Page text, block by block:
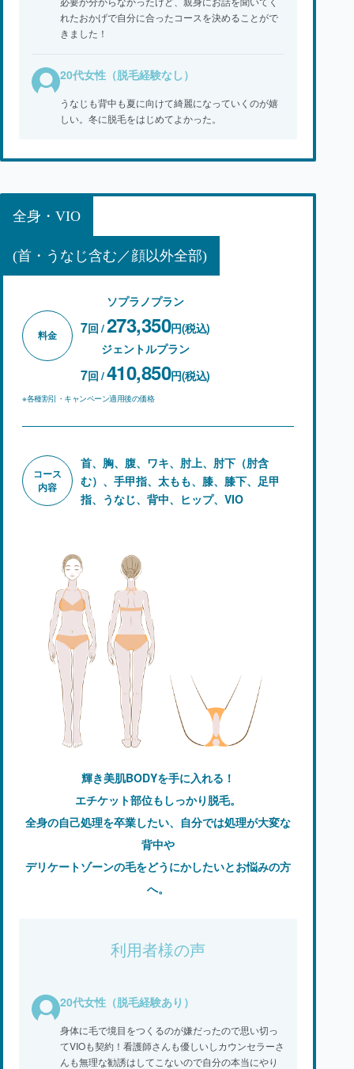
れたおかげで自分に合ったコースを決めることがで
きました！
20代女性（脱毛経験なし）
うなじも背中も夏に向けて綺麗になっていくのが嬉
しい。冬に脱毛をはじめてよかった。
全身・VIO
(首・うなじ含む／顔以外全部)
輝き美肌BODYを手に入れる！
エチケット部位もしっかり脱毛。
全身の自己処理を卒業したい、自分では処理が大変な
背中や
デリケートゾーンの毛をどうにかしたいとお悩みの方
へ。
料金
ソプラノプラン
7回 / 273,350円(税込)
ジェントルプラン
7回 /410,850円(税込)
※各種割引・キャンペーン適用後の価格
コース
内容
首、胸、腹、ワキ、肘上、肘下（肘含
む）、手甲指、太もも、膝、 膝下、足甲
指、うなじ、背中、ヒップ、VIO
利用者様の声
20代女性（脱毛経験あり）
身体に毛で境目をつくるのが嫌だったので思い切っ
てVIOも契約！看護師さんも優しいしカウンセラーさ
んも無理な勧誘はしてこないので自分の本当にやり